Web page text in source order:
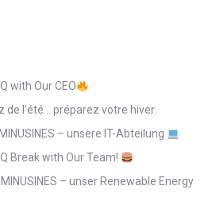
with Our CEO
l’été… préparez votre hiver.
– unsere IT-Abteilung
Break with Our Team!
– unser Renewable Energy